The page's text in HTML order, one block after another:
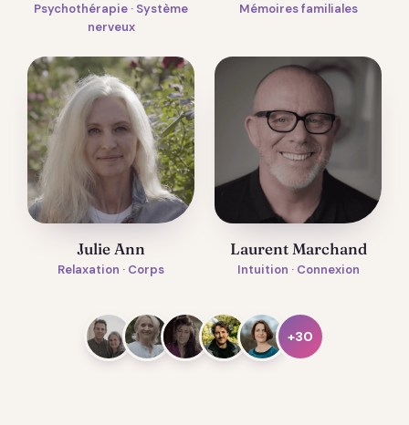
Psychothérapie · Système
nerveux
Mémoires familiales
Julie Ann
Relaxation · Corps
Laurent Marchand
Intuition · Connexion
+30